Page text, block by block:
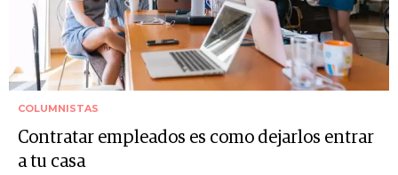
COLUMNISTAS
Contratar empleados es como dejarlos entrar
a tu casa